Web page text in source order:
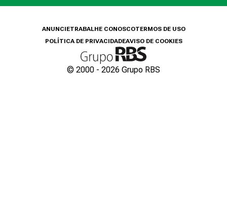
ANUNCIETRABALHE CONOSCOTERMOS DE USO
POLÍTICA DE PRIVACIDADEAVISO DE COOKIES
© 2000 - 2026 Grupo RBS